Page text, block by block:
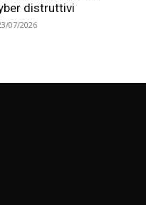
distruttivi
07/2026